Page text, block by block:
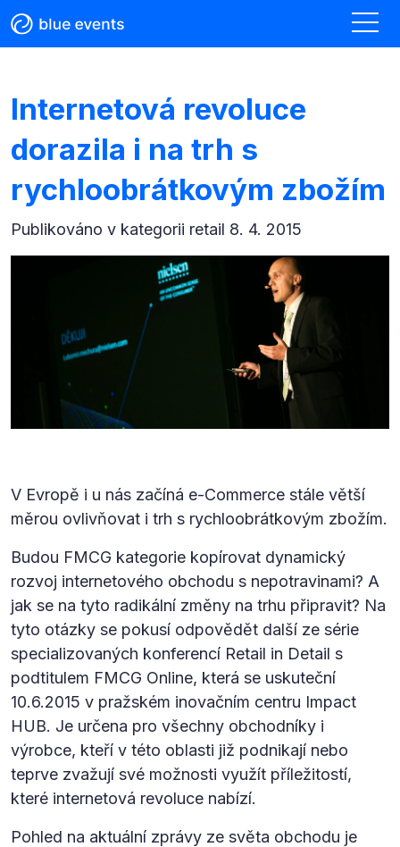
Internetová revoluce
dorazila i na trh s
rychloobrátkovým zbožím
Publikováno v kategorii retail 8. 4. 2015
V Evropě i u nás začíná e-Commerce stále větší
měrou ovlivňovat i trh s rychloobrátkovým zbožím.
Budou FMCG kategorie kopírovat dynamický
rozvoj internetového obchodu s nepotravinami? A
jak se na tyto radikální změny na trhu připravit? Na
tyto otázky se pokusí odpovědět další ze série
specializovaných konferencí Retail in Detail s
podtitulem FMCG Online, která se uskuteční
10.6.2015 v pražském inovačním centru Impact
HUB. Je určena pro všechny obchodníky i
výrobce, kteří v této oblasti již podnikají nebo
teprve zvažují své možnosti využít příležitostí,
které internetová revoluce nabízí.
Pohled na aktuální zprávy ze světa obchodu je